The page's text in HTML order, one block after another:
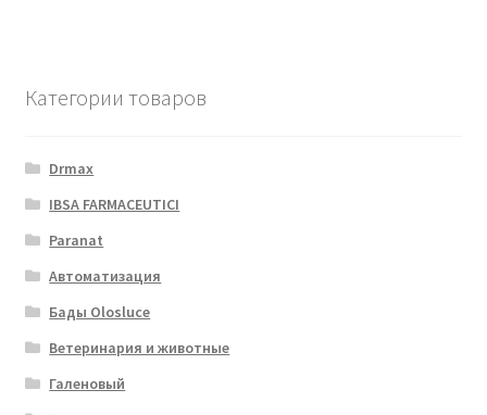
Категории товаров
Drmax
IBSA FARMACEUTICI
Paranat
Автоматизация
Бады Olosluce
Ветеринария и животные
Галеновый